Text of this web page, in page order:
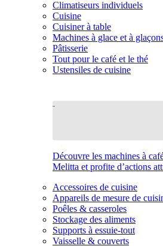
Climatiseurs individuels
Cuisine
Cuisiner à table
Machines à glace et à
Pâtisserie
Tout pour le café et le thé
Ustensiles de cuisine
Découvre les machines à
Melitta et profite d’actions
Accessoires de cuisine
Appareils de mesure de
Poêles & casseroles
Stockage des aliments
Supports à essuie-tout
Vaisselle & couverts